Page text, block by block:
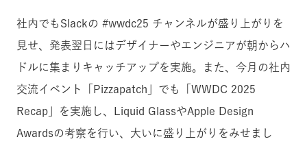
社内でもSlackの #wwdc25 チャンネルが盛り上がりを
見せ、発表翌日にはデザイナーやエンジニアが朝からハ
ドルに集まりキャッチアップを実施。また、今月の社内
交流イベント「Pizzapatch」でも「WWDC 2025
Recap」を実施し、Liquid GlassやApple Design
Awardsの考察を行い、大いに盛り上がりをみせまし